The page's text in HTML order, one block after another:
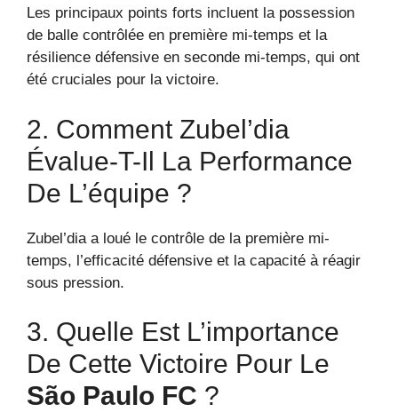
Les principaux points forts incluent la possession
de balle contrôlée en première mi-temps et la
résilience défensive en seconde mi-temps, qui ont
été cruciales pour la victoire.
2. Comment Zubel’dia
Évalue-T-Il La Performance
De L’équipe ?
Zubel’dia a loué le contrôle de la première mi-
temps, l’efficacité défensive et la capacité à réagir
sous pression.
3. Quelle Est L’importance
De Cette Victoire Pour Le
São Paulo FC ?